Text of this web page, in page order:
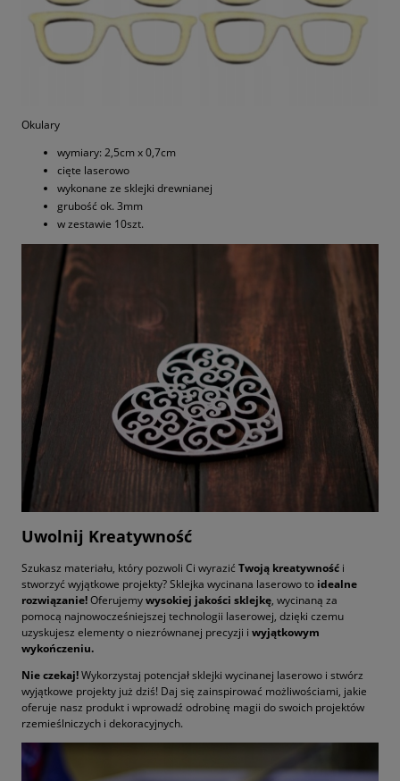
Okulary
wymiary: 2,5cm x 0,7cm
cięte laserowo
wykonane ze sklejki drewnianej
grubość ok. 3mm
w zestawie 10szt.
Uwolnij Kreatywność
Szukasz materiału, który pozwoli Ci wyrazić Twoją kreatywność i
stworzyć wyjątkowe projekty? Sklejka wycinana laserowo to idealne
rozwiązanie!Oferujemywysokiej jakości sklejkę, wycinaną za
pomocą najnowocześniejszej technologii laserowej, dzięki czemu
uzyskujesz elementy o niezrównanej precyzji i wyjątkowym
wykończeniu.
Nie czekaj!Wykorzystaj potencjał sklejki wycinanej laserowo i stwórz
wyjątkowe projekty już dziś! Daj się zainspirować możliwościami, jakie
oferuje nasz produkt i wprowadź odrobinę magii do swoich projektów
rzemieślniczych i dekoracyjnych.